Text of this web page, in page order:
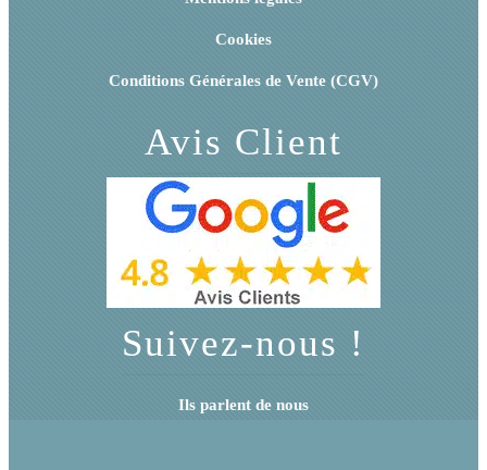
Cookies
Conditions Générales de Vente (CGV)
Avis Client
Suivez-nous !
Ils parlent de nous